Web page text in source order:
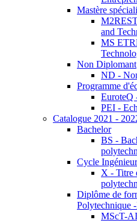
Mastère
and
MS
Non Diplomant
ND -
Programme
EuroteQ
PEI -
Catalogue 2021 -
Bachelor
BS -
Cycle Ingénieur
X - Titre
Diplôme de
Polytechnique
MScT-